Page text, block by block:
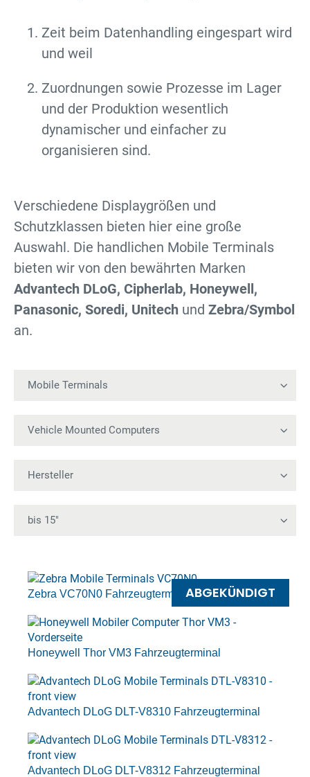
Zeit beim Datenhandling eingespart wird
und weil
Zuordnungen sowie Prozesse im Lager
und der Produktion wesentlich
dynamischer und einfacher zu
organisieren sind.
Verschiedene Displaygrößen und
Schutzklassen bieten hier eine große
Auswahl. Die handlichen Mobile Terminals
bieten wir von den bewährten Marken
Advantech DLoG, Cipherlab, Honeywell,
Panasonic, Soredi, Unitech und Zebra/Symbol
an.
ABGEKÜNDIGT
Zebra VC70N0 Fahrzeugterminal
Honeywell Thor VM3 Fahrzeugterminal
Advantech DLoG DLT-V8310 Fahrzeugterminal
Advantech DLoG DLT-V8312 Fahrzeugterminal